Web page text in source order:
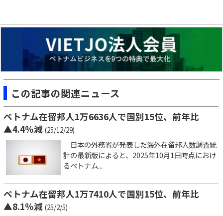
この記事の関連ニュース
ベトナム在留邦人1万6636人で国別15位、前年比
▲4.4％減 (25/12/29)
日本の外務省が発表した海外在留邦人数調査統
計の最新版によると、2025年10月1日時点におけ
るベトナム...
ベトナム在留邦人1万7410人で国別15位、前年比
▲8.1％減 (25/2/5)